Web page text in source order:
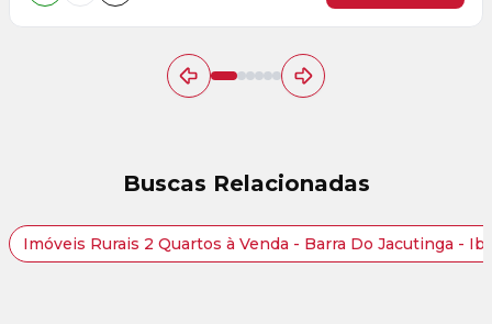
Buscas Relacionadas
Imóveis Rurais 2 Quartos à Venda - Barra Do Jacutinga -